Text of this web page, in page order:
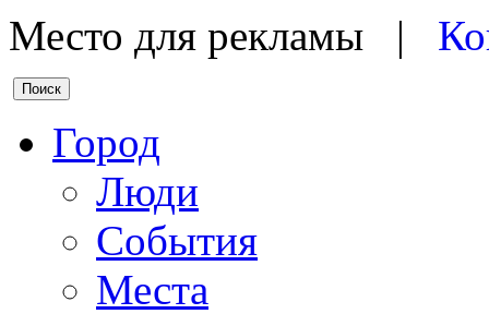
Место для рекламы |
Город
Люди
События
Места